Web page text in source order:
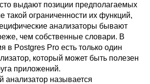
выдают позиции предполагаемых
такой ограниченности их функций,
анализаторы бывают
чем собственные словари. В
в Postgres Pro есть только один
который может быть полезен
приложений.
анализатор называется